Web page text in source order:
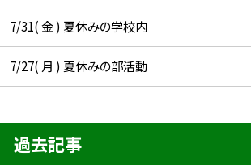
7/31( 金 ) 夏休みの学校内
7/27( 月 ) 夏休みの部活動
過去記事